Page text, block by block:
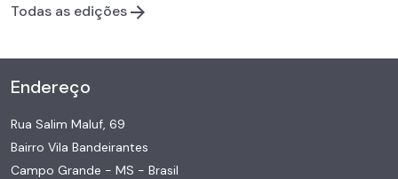
Todas as edições
Endereço
Rua Salim Maluf, 69
Bairro Vila Bandeirantes
Campo Grande - MS - Brasil